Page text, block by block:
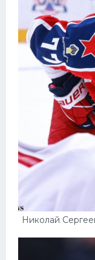
Николай